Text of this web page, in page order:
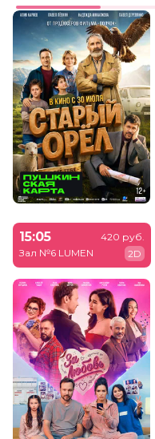
15:05
Зал №6 LUMEN
420 руб.
2D